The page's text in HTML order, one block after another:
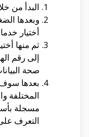
البدأ من
وبعدها
أختيار
ثم منها
إلى رقم
صحة
بعدها
المختلفة
مسجلة
التعرف